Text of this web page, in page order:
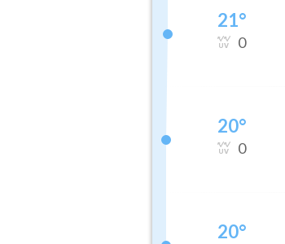
21°
0
20°
0
20°